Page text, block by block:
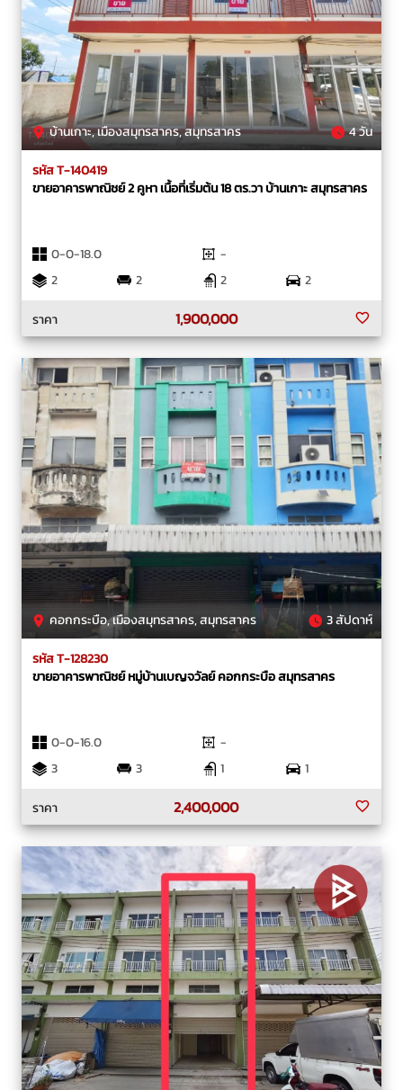
บ้านเกาะ, เมืองสมุทรสาคร, สมุทรสาคร 4 วัน
รหัส T-140419
ขายอาคารพาณิชย์ 2 คูหา เนื้อที่เริ่มต้น 18 ตร.วา บ้านเกาะ สมุทรสาคร
0-0-18.0
-
2
2 2
2
ราคา
1,900,000
คอกกระบือ, เมืองสมุทรสาคร, สมุทรสาคร 3 สัปดาห์
รหัส T-128230
ขายอาคารพาณิชย์ หมู่บ้านเบญจวัลย์ คอกกระบือ สมุทรสาคร
0-0-16.0
-
3
3 1
1
ราคา
2,400,000